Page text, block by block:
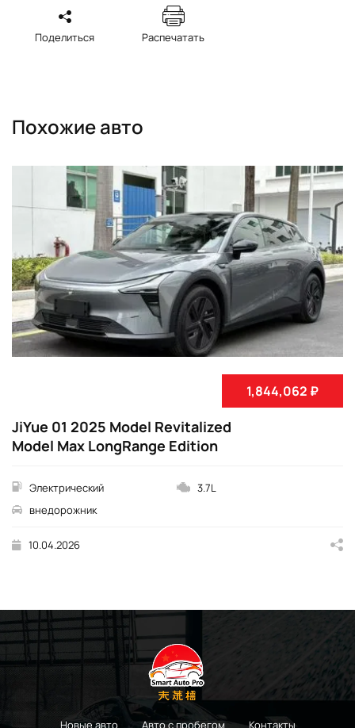
Поделиться Распечатать
Похожие авто
1,844,062 ₽
JiYue 01 2025 Model Revitalized
Model Max LongRange Edition
Электрический
3.7L
внедорожник
10.04.2026